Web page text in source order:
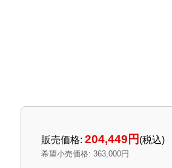
販売価格: 204,449円 (税込)
希望小売価格: 363,000円